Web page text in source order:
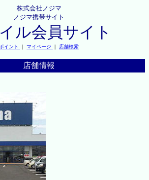
株式会社ノジマ
ノジマ携帯サイト
ル会員サイト
ポイント ｜ マイページ ｜ 店舗検索
店舗情報